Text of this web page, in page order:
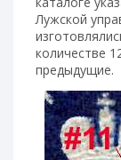
Лужской
количестве
предыдущие.